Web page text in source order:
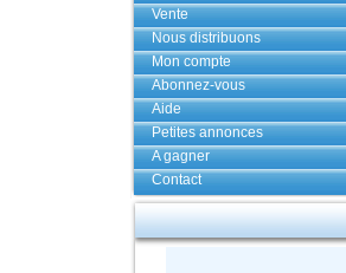
Vente
Nous distribuons
Mon compte
Abonnez-vous
Aide
Petites annonces
A gagner
Contact